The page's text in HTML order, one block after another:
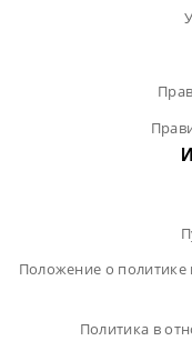
Положение о
Политика в